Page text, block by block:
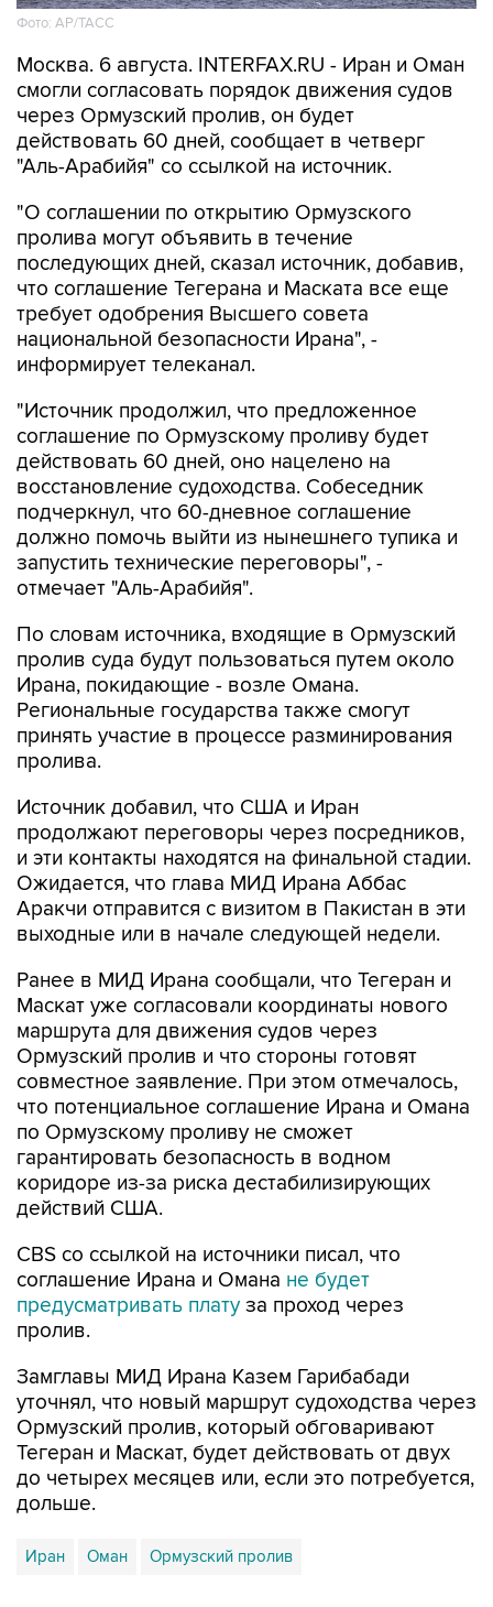
Фото: AP/ТАСС
Москва. 6 августа. INTERFAX.RU - Иран и Оман
смогли согласовать порядок движения судов
через Ормузский пролив, он будет
действовать 60 дней, сообщает в четверг
"Аль-Арабийя" со ссылкой на источник.
"О соглашении по открытию Ормузского
пролива могут объявить в течение
последующих дней, сказал источник, добавив,
что соглашение Тегерана и Маската все еще
требует одобрения Высшего совета
национальной безопасности Ирана", -
информирует телеканал.
"Источник продолжил, что предложенное
соглашение по Ормузскому проливу будет
действовать 60 дней, оно нацелено на
восстановление судоходства. Собеседник
подчеркнул, что 60-дневное соглашение
должно помочь выйти из нынешнего тупика и
запустить технические переговоры", -
отмечает "Аль-Арабийя".
По словам источника, входящие в Ормузский
пролив суда будут пользоваться путем около
Ирана, покидающие - возле Омана.
Региональные государства также смогут
принять участие в процессе разминирования
пролива.
Источник добавил, что США и Иран
продолжают переговоры через посредников,
и эти контакты находятся на финальной стадии.
Ожидается, что глава МИД Ирана Аббас
Аракчи отправится с визитом в Пакистан в эти
выходные или в начале следующей недели.
Ранее в МИД Ирана сообщали, что Тегеран и
Маскат уже согласовали координаты нового
маршрута для движения судов через
Ормузский пролив и что стороны готовят
совместное заявление. При этом отмечалось,
что потенциальное соглашение Ирана и Омана
по Ормузскому проливу не сможет
гарантировать безопасность в водном
коридоре из-за риска дестабилизирующих
действий США.
CBS со ссылкой на источники писал, что
соглашение Ирана и Омана не будет
предусматривать плату за проход через
пролив.
Замглавы МИД Ирана Казем Гарибабади
уточнял, что новый маршрут судоходства через
Ормузский пролив, который обговаривают
Тегеран и Маскат, будет действовать от двух
до четырех месяцев или, если это потребуется,
дольше.
Иран Оман Ормузский пролив